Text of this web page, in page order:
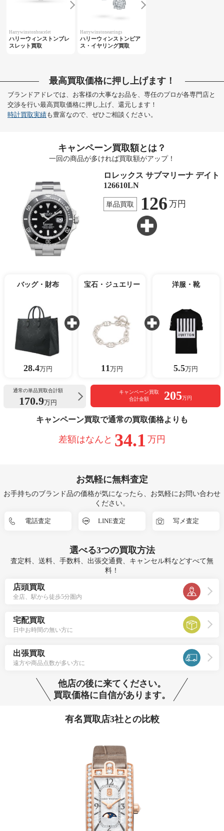
Harrywinstonbracelet
ハリーウィンストンブレ
スレット買取
Harrywinstonearrings
ハリーウィンストンピア
ス・イヤリング買取
最高買取価格に押し上げます！
ブランドアドレでは、お客様の大事なお品を、専任のプロが各専門店と
交渉を行い最高買取価格に押し上げ、還元します！
時計買取実績も豊富なので、ぜひご相談ください。
キャンペーン買取額とは？
一回の商品が多ければ買取額がアップ！
ロレックス サブマリーナ デイト
126610LN
単品買取 126 万円
バッグ・財布
28.4万円
宝石・ジュエリー
11万円
洋服・靴
5.5万円
通常の単品買取合計額
170.9万円
キャンペーン買取
合計金額
205万円
キャンペーン買取で通常の買取価格よりも
差額はなんと 34.1 万円
お気軽に無料査定
お手持ちのブランド品の価格が気になったら、お気軽にお問い合わせ
ください。
電話査定 LINE査定 写メ査定
選べる3つの買取方法
査定料、送料、手数料、出張交通費、キャンセル料などすべて無
料！
店頭買取
全店、駅から徒歩5分圏内
宅配買取
日中お時間の無い方に
出張買取
遠方や商品点数が多い方に
他店の後に来てください。
買取価格に自信があります。
有名買取店3社との比較